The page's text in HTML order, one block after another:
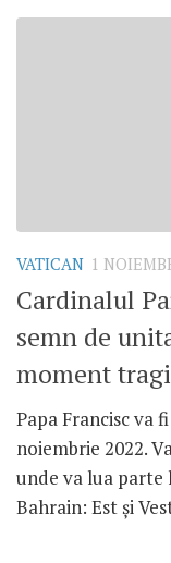
VATICAN 1
Cardinalul
semn de
moment
Papa Francisc va
noiembrie 2022.
unde va lua parte
Bahrain: Est și